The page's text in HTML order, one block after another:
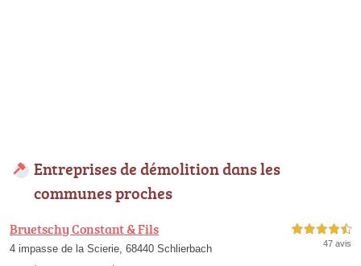
Entreprises de démolition dans les
communes proches
Bruetschy Constant & Fils
4 impasse de la Scierie, 68440 Schlierbach
4,5 étoiles sur 5
47 avis